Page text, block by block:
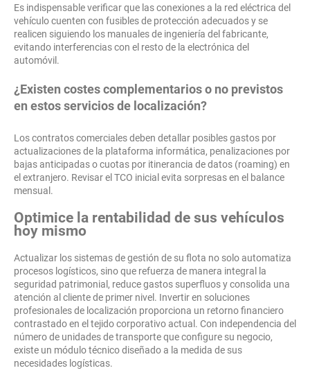
Es indispensable verificar que las conexiones a la red eléctrica del
vehículo cuenten con fusibles de protección adecuados y se
realicen siguiendo los manuales de ingeniería del fabricante,
evitando interferencias con el resto de la electrónica del
automóvil.
¿Existen costes complementarios o no previstos
en estos servicios de localización?
Los contratos comerciales deben detallar posibles gastos por
actualizaciones de la plataforma informática, penalizaciones por
bajas anticipadas o cuotas por itinerancia de datos (roaming) en
el extranjero. Revisar el TCO inicial evita sorpresas en el balance
mensual.
Optimice la rentabilidad de sus vehículos
hoy mismo
Actualizar los sistemas de gestión de su flota no solo automatiza
procesos logísticos, sino que refuerza de manera integral la
seguridad patrimonial, reduce gastos superfluos y consolida una
atención al cliente de primer nivel. Invertir en soluciones
profesionales de localización proporciona un retorno financiero
contrastado en el tejido corporativo actual. Con independencia del
número de unidades de transporte que configure su negocio,
existe un módulo técnico diseñado a la medida de sus
necesidades logísticas.